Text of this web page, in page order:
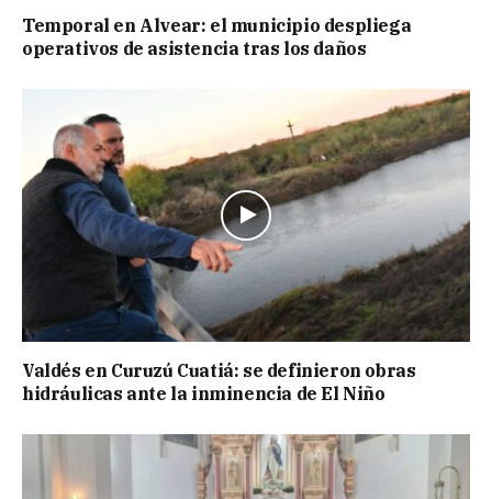
Temporal en Alvear: el municipio despliega
operativos de asistencia tras los daños
Valdés en Curuzú Cuatiá: se definieron obras
hidráulicas ante la inminencia de El Niño